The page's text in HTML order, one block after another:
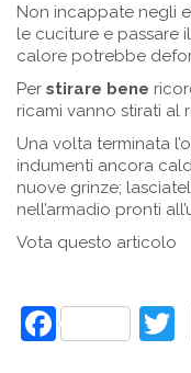
Non incappate negli
le cuciture e passare
calore potrebbe
Per stirare bene
ricami vanno stirati al
Una volta terminata
indumenti ancora
nuove grinze;
nell’armadio pronti
Vota questo articolo